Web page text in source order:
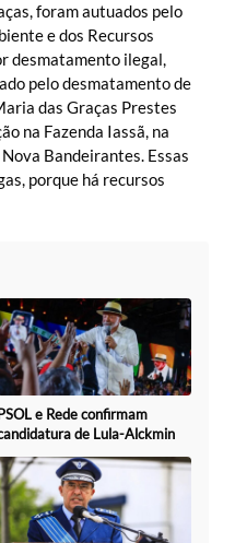
foram autuados pelo
e dos Recursos
desmatamento ilegal,
pelo desmatamento de
das Graças Prestes
na Fazenda Iassã, na
Bandeirantes. Essas
porque há recursos
e Rede confirmam
de Lula-Alckmin